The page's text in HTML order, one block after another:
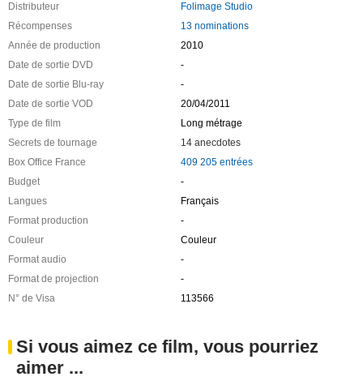
Distributeur
Folimage Studio
Récompenses
13 nominations
Année de production
2010
Date de sortie DVD
-
Date de sortie Blu-ray
-
Date de sortie VOD
20/04/2011
Type de film
Long métrage
Secrets de tournage
14 anecdotes
Box Office France
409 205 entrées
Budget
-
Langues
Français
Format production
-
Couleur
Couleur
Format audio
-
Format de projection
-
N° de Visa
113566
Si vous aimez ce film, vous pourriez
aimer ...